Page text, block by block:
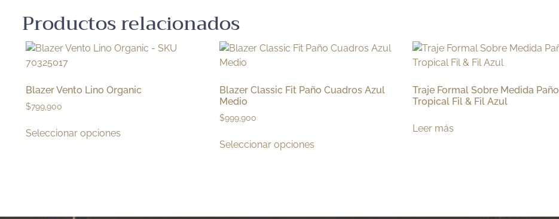
Productos relacionados
Blazer Vento Lino Organic
$799,900
Seleccionar opciones
Blazer Classic Fit Paño Cuadros Azul
Medio
$999,900
Seleccionar opciones
Traje Formal Sobre Medida Paño
Tropical Fil & Fil Azul
Leer más